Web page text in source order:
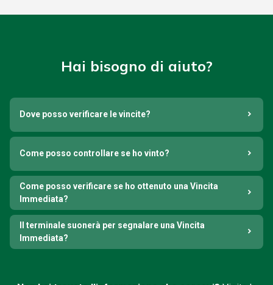
Hai bisogno di aiuto?
Dove posso verificare le vincite?
Come posso controllare se ho vinto?
Come posso verificare se ho ottenuto una Vincita
Immediata?
Il terminale suonerà per segnalare una Vincita
Immediata?